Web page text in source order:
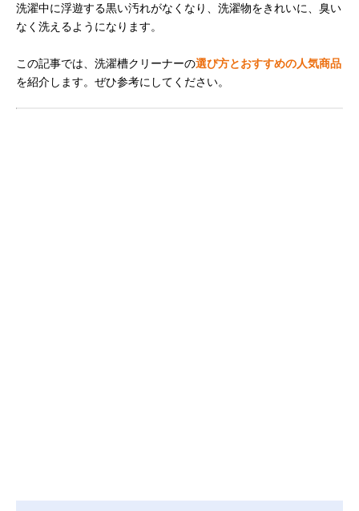
洗濯中に浮遊する黒い汚れがなくなり、洗濯物をきれいに、臭い
なく洗えるようになります。
この記事では、洗濯槽クリーナーの選び方とおすすめの人気商品
を紹介します。ぜひ参考にしてください。